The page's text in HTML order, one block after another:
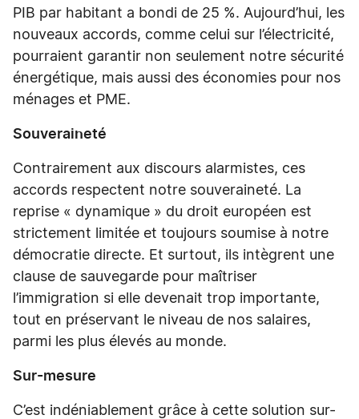
PIB par habitant a bondi de 25 %. Aujourd’hui, les
nouveaux accords, comme celui sur l’électricité,
pourraient garantir non seulement notre sécurité
énergétique, mais aussi des économies pour nos
ménages et PME.
Souveraineté
Contrairement aux discours alarmistes, ces
accords respectent notre souveraineté. La
reprise « dynamique » du droit européen est
strictement limitée et toujours soumise à notre
démocratie directe. Et surtout, ils intègrent une
clause de sauvegarde pour maîtriser
l’immigration si elle devenait trop importante,
tout en préservant le niveau de nos salaires,
parmi les plus élevés au monde.
Sur-mesure
C’est indéniablement grâce à cette solution sur-